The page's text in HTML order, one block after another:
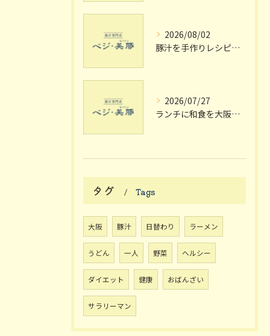
2026/08/02
豚汁を手作りレシピで極める大阪府枚方市宗谷流の失敗しない家庭の味
2026/07/27
ランチに和食を大阪府枚方市で楽しむ個室や駅近のおしゃれスポット完全ガイド
タグ Tags
大阪 豚汁 日替わり ラーメン
うどん 一人 野菜 ヘルシー
ダイエット 健康 おばんざい
サラリーマン